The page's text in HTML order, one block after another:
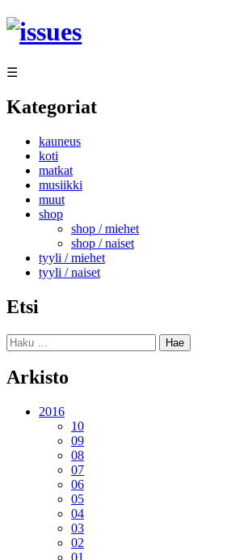
Siirry
sisältöön
☰
Kategoriat
kauneus
koti
matkat
musiikki
muut
shop
shop / miehet
shop / naiset
tyyli / miehet
tyyli / naiset
Etsi
Haku:
Arkisto
2016
10
09
08
07
06
05
04
03
02